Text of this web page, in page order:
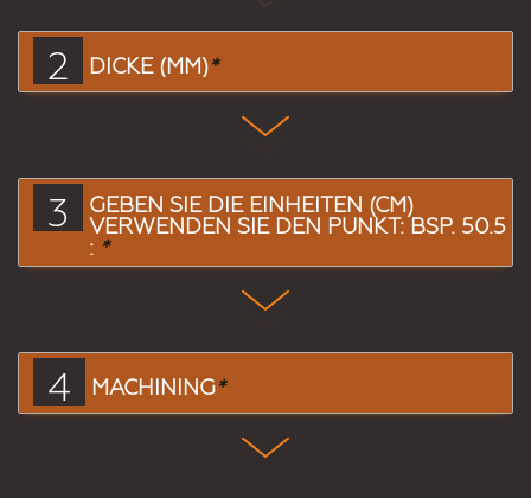
2 DICKE (MM)*
3
GEBEN SIE DIE EINHEITEN (CM)
VERWENDEN SIE DEN PUNKT: BSP. 50.5
: *
4 MACHINING*